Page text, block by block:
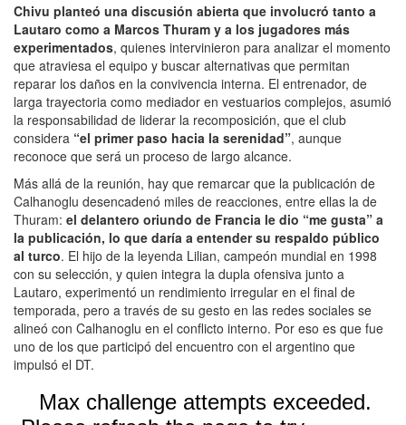
Chivu planteó una discusión abierta que involucró tanto a
Lautaro como a Marcos Thuram y a los jugadores más
experimentados, quienes intervinieron para analizar el momento
que atraviesa el equipo y buscar alternativas que permitan
reparar los daños en la convivencia interna. El entrenador, de
larga trayectoria como mediador en vestuarios complejos, asumió
la responsabilidad de liderar la recomposición, que el club
considera “el primer paso hacia la serenidad”, aunque
reconoce que será un proceso de largo alcance.
Más allá de la reunión, hay que remarcar que la publicación de
Calhanoglu desencadenó miles de reacciones, entre ellas la de
Thuram: el delantero oriundo de Francia le dio “me gusta” a
la publicación, lo que daría a entender su respaldo público
al turco. El hijo de la leyenda Lilian, campeón mundial en 1998
con su selección, y quien integra la dupla ofensiva junto a
Lautaro, experimentó un rendimiento irregular en el final de
temporada, pero a través de su gesto en las redes sociales se
alineó con Calhanoglu en el conflicto interno. Por eso es que fue
uno de los que participó del encuentro con el argentino que
impulsó el DT.